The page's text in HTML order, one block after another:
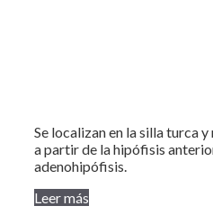
Se localizan en la silla turca y
a partir de la hipófisis
adenohipófisis.
Leer más